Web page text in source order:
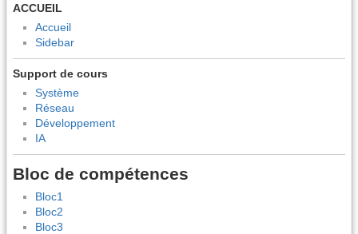
ACCUEIL
Accueil
Sidebar
Support de cours
Système
Réseau
Développement
IA
Bloc de compétences
Bloc1
Bloc2
Bloc3